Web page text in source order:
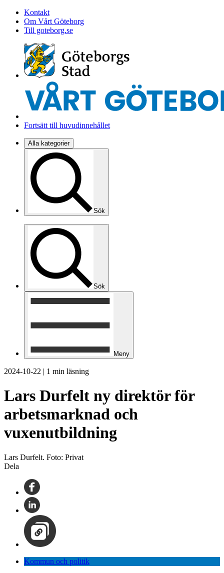
Kontakt
Om Vårt Göteborg
Till goteborg.se
Fortsätt till huvudinnehållet
Alla kategorier
Sök
Sök
Meny
2024-10-22 | 1 min läsning
Lars Durfelt ny direktör för
arbetsmarknad och
vuxenutbildning
Lars Durfelt. Foto: Privat
Dela
Kommun och politik